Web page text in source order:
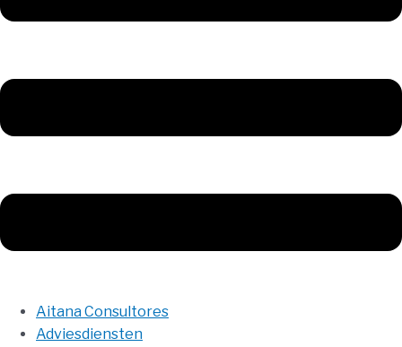
Aitana Consultores
Adviesdiensten